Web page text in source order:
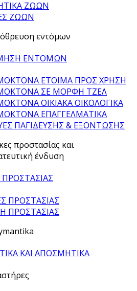
ΖΩΩΝ
ΖΩΩΝ
ΕΝΤΟΜΩΝ
ΕΤΟΙΜΑ ΠΡΟΣ ΧΡΗΣΗ
ΣΕ ΜΟΡΦΗ ΤΖΕΛ
ΟΙΚΙΑΚΑ ΟΙΚΟΛΟΓΙΚΑ
ΕΠΑΓΓΕΛΜΑΤΙΚΑ
ΠΑΓΙΔΕΥΣΗΣ & ΕΞΟΝΤΩΣΗΣ
ΠΡΟΣΤΑΣΙΑΣ
ΠΡΟΣΤΑΣΙΑΣ
ΚΑΙ ΑΠΟΣΜΗΤΙΚΑ